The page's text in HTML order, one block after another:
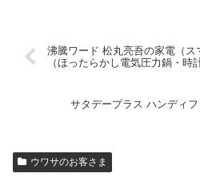
沸騰ワード 松丸亮吾の家電（
（ほったらかし電気圧力鍋・時
サタデープラス ハンディ
ウワサのお客さま